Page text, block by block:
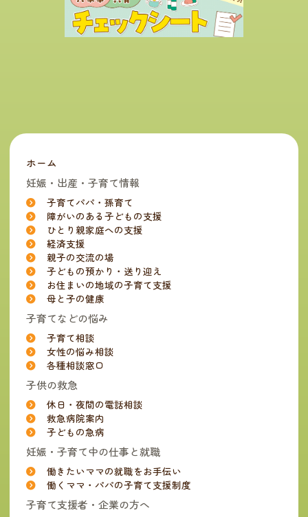
ホーム
妊娠・出産・子育て情報
子育てパパ・孫育て
障がいのある子どもの支援
ひとり親家庭への支援
経済支援
親子の交流の場
子どもの預かり・送り迎え
お住まいの地域の子育て支援
母と子の健康
子育てなどの悩み
子育て相談
女性の悩み相談
各種相談窓口
子供の救急
休日・夜間の電話相談
救急病院案内
子どもの急病
妊娠・子育て中の仕事と就職
働きたいママの就職をお手伝い
働くママ・パパの子育て支援制度
子育て支援者・企業の方へ